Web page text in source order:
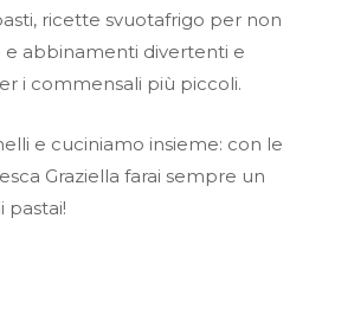
ricette svuotafrigo per non
abbinamenti divertenti e
i commensali più piccoli.
e cuciniamo insieme: con le
Graziella farai sempre un
pastai!